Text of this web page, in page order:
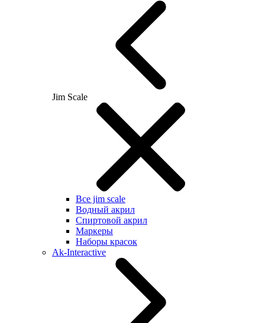
Jim Scale
Все jim scale
Водный акрил
Спиртовой акрил
Маркеры
Наборы красок
Ak-Interactive